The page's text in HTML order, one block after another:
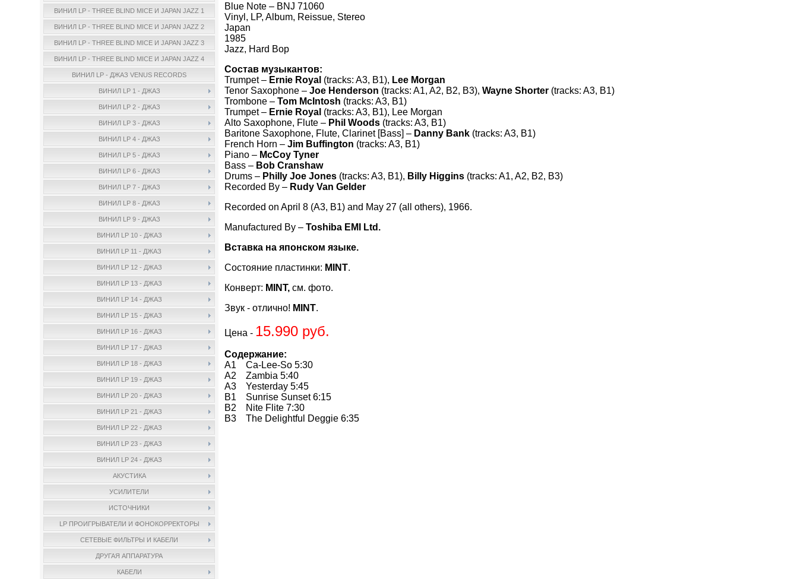
ВИНИЛ LP - THREE BLIND MICE И JAPAN JAZZ 1
ВИНИЛ LP - THREE BLIND MICE И JAPAN JAZZ 2
ВИНИЛ LP - THREE BLIND MICE И JAPAN JAZZ 3
ВИНИЛ LP - THREE BLIND MICE И JAPAN JAZZ 4
ВИНИЛ LP - ДЖАЗ VENUS RECORDS
ВИНИЛ LP 1 - ДЖАЗ
ВИНИЛ LP 2 - ДЖАЗ
ВИНИЛ LP 3 - ДЖАЗ
ВИНИЛ LP 4 - ДЖАЗ
ВИНИЛ LP 5 - ДЖАЗ
ВИНИЛ LP 6 - ДЖАЗ
ВИНИЛ LP 7 - ДЖАЗ
ВИНИЛ LP 8 - ДЖАЗ
ВИНИЛ LP 9 - ДЖАЗ
ВИНИЛ LP 10 - ДЖАЗ
ВИНИЛ LP 11 - ДЖАЗ
ВИНИЛ LP 12 - ДЖАЗ
ВИНИЛ LP 13 - ДЖАЗ
ВИНИЛ LP 14 - ДЖАЗ
ВИНИЛ LP 15 - ДЖАЗ
ВИНИЛ LP 16 - ДЖАЗ
ВИНИЛ LP 17 - ДЖАЗ
ВИНИЛ LP 18 - ДЖАЗ
ВИНИЛ LP 19 - ДЖАЗ
ВИНИЛ LP 20 - ДЖАЗ
ВИНИЛ LP 21 - ДЖАЗ
ВИНИЛ LP 22 - ДЖАЗ
ВИНИЛ LP 23 - ДЖАЗ
ВИНИЛ LP 24 - ДЖАЗ
АКУСТИКА
УСИЛИТЕЛИ
ИСТОЧНИКИ
LP ПРОИГРЫВАТЕЛИ И ФОНОКОРРЕКТОРЫ
СЕТЕВЫЕ ФИЛЬТРЫ И КАБЕЛИ
ДРУГАЯ АППАРАТУРА
КАБЕЛИ
Blue Note ‎– BNJ 71060
Vinyl, LP, Album, Reissue, Stereo
Japan
1985
Jazz, Hard Bop
Состав музыкантов:
Trumpet – Ernie Royal (tracks: A3, B1), Lee Morgan
Tenor Saxophone –Joe Henderson (tracks: A1, A2, B2, B3),Wayne Shorter (tracks: A3, B1)
Trombone –Tom McIntosh (tracks: A3, B1)
Trumpet – Ernie Royal (tracks: A3, B1), Lee Morgan
Alto Saxophone, Flute – Phil Woods (tracks: A3, B1)
Baritone Saxophone, Flute, Clarinet [Bass] – Danny Bank (tracks: A3, B1)
French Horn –Jim Buffington (tracks: A3, B1)
Piano – McCoy Tyner
Bass – Bob Cranshaw
Drums – Philly Joe Jones (tracks: A3, B1), Billy Higgins (tracks: A1, A2, B2, B3)
Recorded By – Rudy Van Gelder
Recorded on April 8 (A3, B1) and May 27 (all others), 1966.
Manufactured By –Toshiba EMI Ltd.
Вставка на японском языке.
Состояние пластинки: MINT.
Конверт: MINT, см. фото.
Звук - отлично! MINT.
Цена - 15.990 руб.
Содержание:
A1 Ca-Lee-So 5:30
A2 Zambia 5:40
A3 Yesterday 5:45
B1 Sunrise Sunset 6:15
B2 Nite Flite 7:30
B3 The Delightful Deggie 6:35